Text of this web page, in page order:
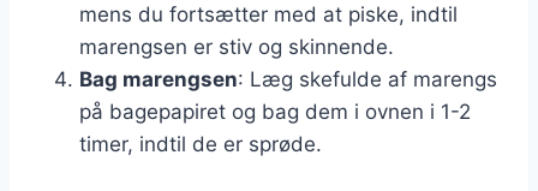
mens du fortsætter med at piske, indtil
marengsen er stiv og skinnende.
Bag marengsen: Læg skefulde af marengs
på bagepapiret og bag dem i ovnen i 1-2
timer, indtil de er sprøde.